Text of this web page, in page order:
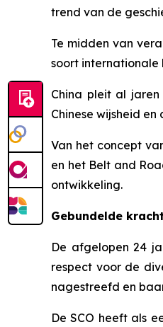
trend van de
Te midden van
soort internationale
China pleit al
Chinese wijsheid
Van het concept
en het Belt and
ontwikkeling.
Gebundelde
De afgelopen 24
respect voor de
nagestreefd en
De SCO heeft als